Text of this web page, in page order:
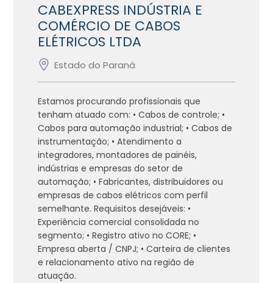
CABEXPRESS INDÚSTRIA E
COMÉRCIO DE CABOS
ELÉTRICOS LTDA
Estado do Paraná
Estamos procurando profissionais que
tenham atuado com: • Cabos de controle; •
Cabos para automação industrial; • Cabos de
instrumentação; • Atendimento a
integradores, montadores de painéis,
indústrias e empresas do setor de
automação; • Fabricantes, distribuidores ou
empresas de cabos elétricos com perfil
semelhante. Requisitos desejáveis: •
Experiência comercial consolidada no
segmento; • Registro ativo no CORE; •
Empresa aberta / CNPJ; • Carteira de clientes
e relacionamento ativo na região de
atuação.